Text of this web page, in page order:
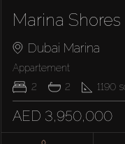
Marina Shores
Dubai Marina
Appartement
2
2 1190
AED 3,950,000